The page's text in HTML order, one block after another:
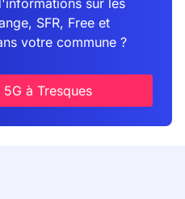
sur les
SFR, Free et
votre commune ?
à Tresques